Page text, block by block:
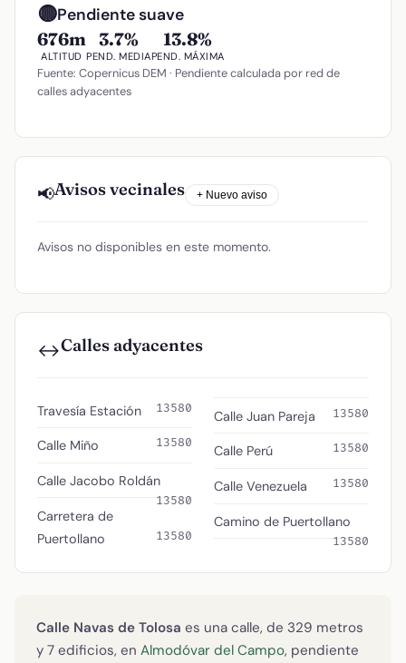
🟡Pendiente suave
676m
ALTITUD
3.7%
PEND. MEDIA
13.8%
PEND. MÁXIMA
Fuente: Copernicus DEM · Pendiente calculada por red de
calles adyacentes
📢Avisos vecinales + Nuevo aviso
Avisos no disponibles en este momento.
↔️Calles adyacentes
Travesía Estación 13580
Calle Miño 13580
Calle Jacobo Roldán
13580
Carretera de
Puertollano
13580
Calle Juan Pareja 13580
Calle Perú 13580
Calle Venezuela 13580
Camino de Puertollano
13580
Calle Navas de Tolosa es una calle, de 329 metros
y 7 edificios, en Almodóvar del Campo, pendiente